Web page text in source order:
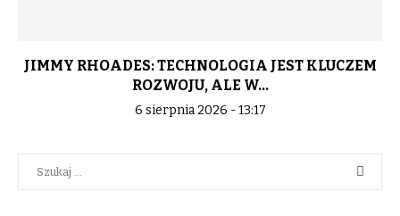
JIMMY RHOADES: TECHNOLOGIA JEST KLUCZEM
ROZWOJU, ALE W...
6 sierpnia 2026 - 13:17